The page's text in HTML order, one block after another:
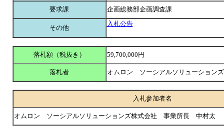
要求課 企画総務部企画調査課
その他
入札公告
落札額（税抜き） 59,700,000円
落札者 オムロン ソーシアルソリューショ
入札参加者名
オムロン ソーシアルソリューションズ株式会社 事業所長 中村太